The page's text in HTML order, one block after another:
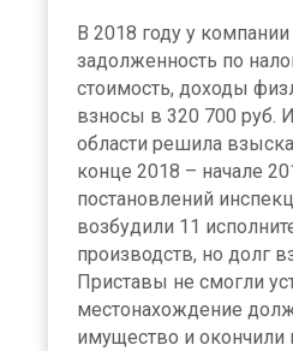
В 2018 году у
задолженность по
стоимость, доходы
взносы в 320 700 руб.
области решила
конце 2018 – начале
постановлений
возбудили 11
производств, но долг
Приставы не смогли
местонахождение
имущество и окончили